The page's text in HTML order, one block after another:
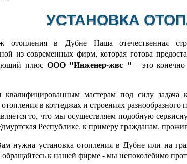
УСТАНОВКА
отопления в Дубне Наша отечественная
из современных фирм, которая готова
плюс ООО "Инженер-жвс " - это
мастерам под силу задача
в коттеджах и строениях
то, что мы осуществляем подобную
Республике, к примеру гражданам,
нужна установка отопления в Дубне или на
обращайтесь к нашей фирме - мы непоколебимо